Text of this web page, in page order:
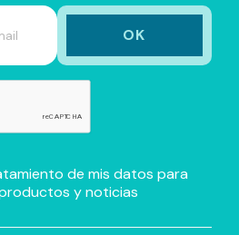
de mis datos para
y noticias